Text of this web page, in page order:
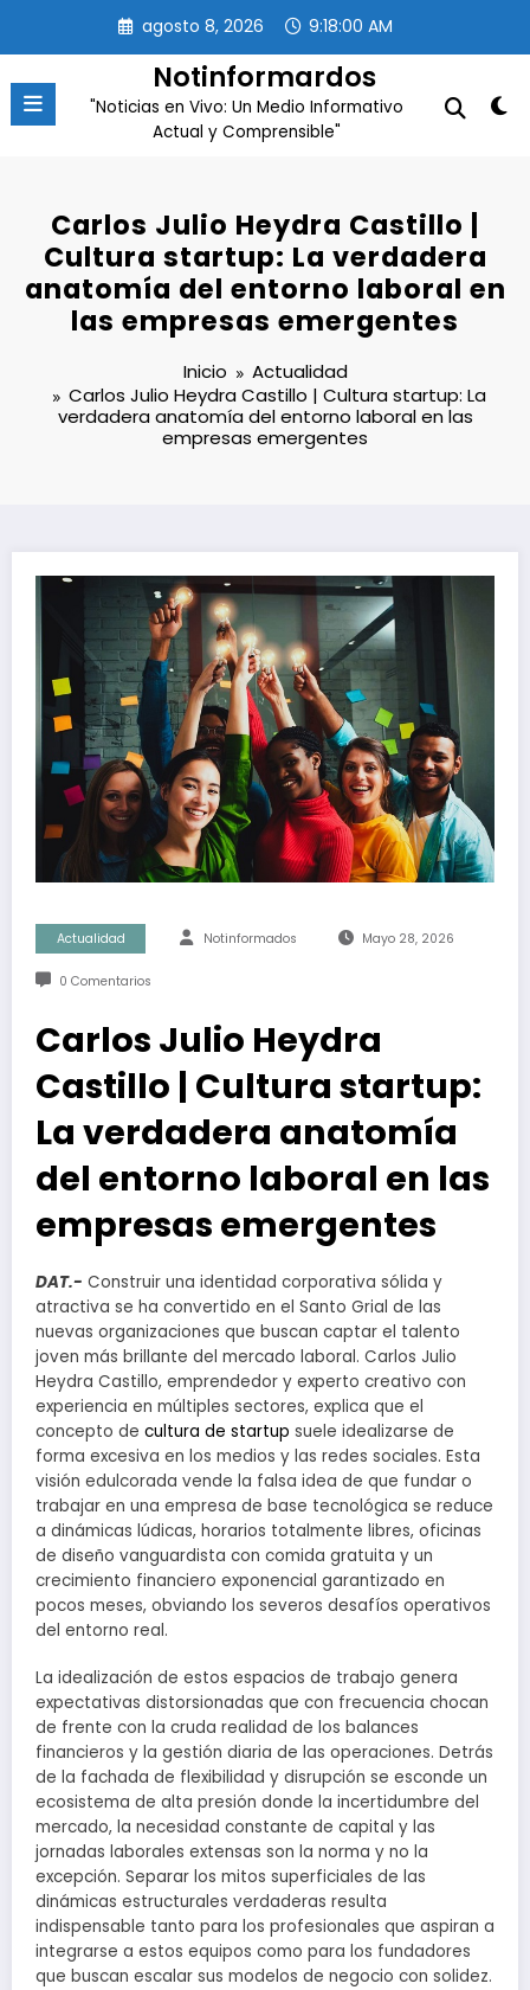
contenido
agosto 8, 2026 9:18:01 AM
Notinformardos
"Noticias en Vivo: Un Medio Informativo
Actual y Comprensible"
Carlos Julio Heydra Castillo |
Cultura startup: La verdadera
anatomía del entorno laboral en
las empresas emergentes
Inicio
Actualidad
Carlos Julio Heydra Castillo | Cultura startup: La
verdadera anatomía del entorno laboral en las
empresas emergentes
Actualidad Notinformados Mayo 28, 2026
0 Comentarios
Carlos Julio Heydra
Castillo | Cultura startup:
La verdadera anatomía
del entorno laboral en las
empresas emergentes
DAT.- Construir una identidad corporativa sólida y
atractiva se ha convertido en el Santo Grial de las
nuevas organizaciones que buscan captar el talento
joven más brillante del mercado laboral. Carlos Julio
Heydra Castillo, emprendedor y experto creativo con
experiencia en múltiples sectores, explica que el
concepto de cultura de startup suele idealizarse de
forma excesiva en los medios y las redes sociales. Esta
visión edulcorada vende la falsa idea de que fundar o
trabajar en una empresa de base tecnológica se reduce
a dinámicas lúdicas, horarios totalmente libres, oficinas
de diseño vanguardista con comida gratuita y un
crecimiento financiero exponencial garantizado en
pocos meses, obviando los severos desafíos operativos
del entorno real.
La idealización de estos espacios de trabajo genera
expectativas distorsionadas que con frecuencia chocan
de frente con la cruda realidad de los balances
financieros y la gestión diaria de las operaciones. Detrás
de la fachada de flexibilidad y disrupción se esconde un
ecosistema de alta presión donde la incertidumbre del
mercado, la necesidad constante de capital y las
jornadas laborales extensas son la norma y no la
excepción. Separar los mitos superficiales de las
dinámicas estructurales verdaderas resulta
indispensable tanto para los profesionales que aspiran a
integrarse a estos equipos como para los fundadores
que buscan escalar sus modelos de negocio con solidez.